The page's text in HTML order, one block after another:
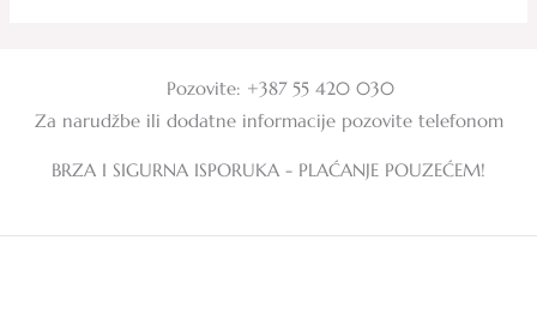
Pozovite: +387 55 420 030
Za narudžbe ili dodatne informacije pozovite telefonom
BRZA I SIGURNA ISPORUKA - PLAĆANJE POUZEĆEM!